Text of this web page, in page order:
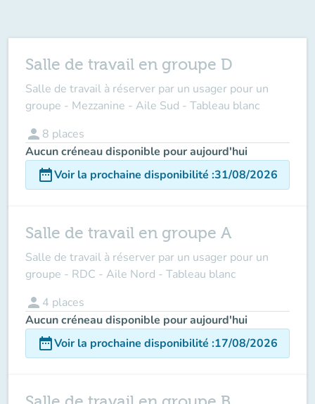
Salle de travail en groupe D
Salle de travail à réserver par un usager pour un
groupe - Mezzanine - Aile Sud - Tableau blanc
person 8 places
Aucun créneau disponible pour aujourd'hui
date_rangeVoir la prochaine disponibilité :31/08/2026
Salle de travail en groupe A
Salle de travail à réserver par un usager pour un
groupe - RDC - Aile Nord - Tableau blanc
person 4 places
Aucun créneau disponible pour aujourd'hui
date_rangeVoir la prochaine disponibilité :17/08/2026